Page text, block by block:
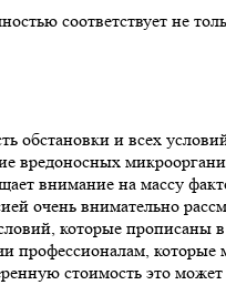
соответствует не
обстановки и всех
вредоносных
внимание на массу
очень внимательно
которые
которые
стоимость это